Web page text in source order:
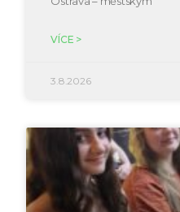
VÍCE >
3.8.2026